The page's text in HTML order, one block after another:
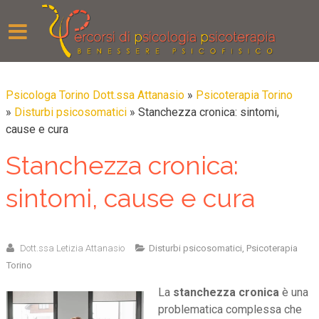
Psicologa Torino Dott.ssa Attanasio » Psicoterapia Torino
» Disturbi psicosomatici »Stanchezza cronica: sintomi,
cause e cura
Stanchezza cronica:
sintomi, cause e cura
Dott.ssa Letizia Attanasio Disturbi psicosomatici, Psicoterapia
Torino
La stanchezza cronica è una
problematica complessa che